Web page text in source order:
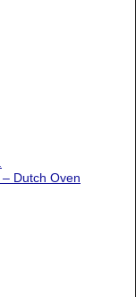
Dutch Oven